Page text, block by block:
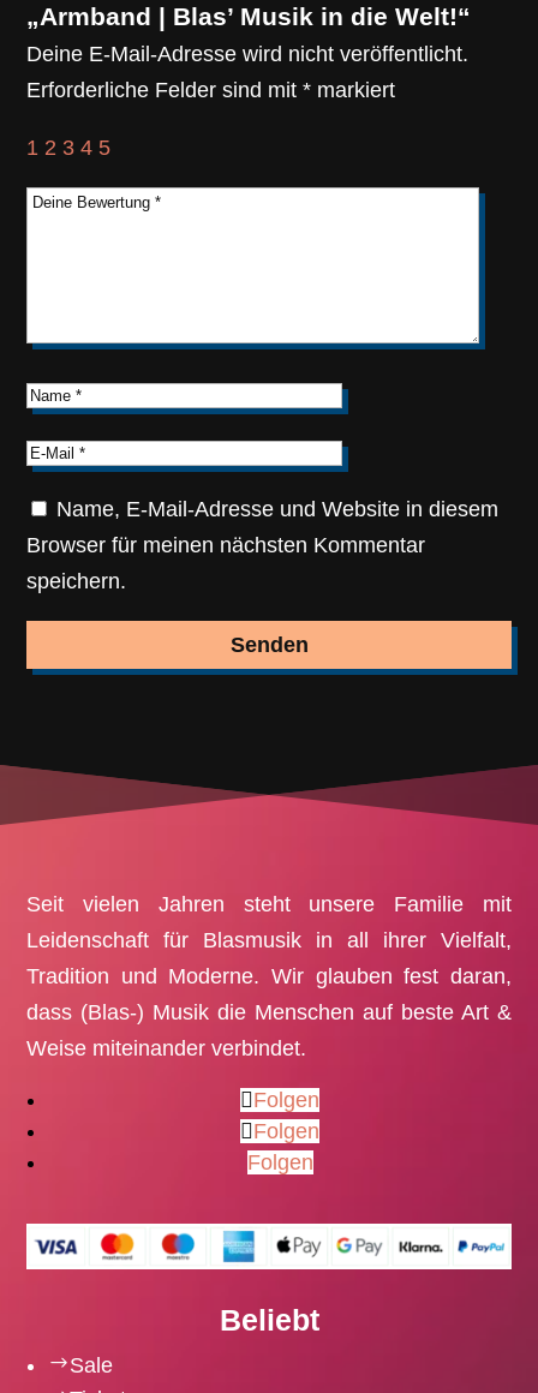
„Armband | Blas’ Musik in die Welt!“
Deine E-Mail-Adresse wird nicht veröffentlicht.
Erforderliche Felder sind mit* markiert
1 2 3 4 5
Name, E-Mail-Adresse und Website in diesem
Browser für meinen nächsten Kommentar
speichern.
Senden
Seit vielen Jahren steht unsere Familie mit
Leidenschaft für Blasmusik in all ihrer Vielfalt,
Tradition und Moderne. Wir glauben fest daran,
dass (Blas-) Musik die Menschen auf beste Art &
Weise miteinander verbindet.
Folgen
Folgen
Folgen
Beliebt
$Sale